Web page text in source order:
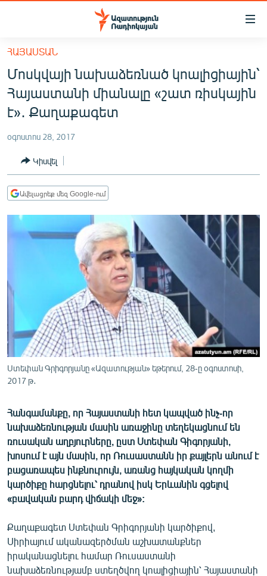
Մատչելիության
հիմնական
բովանդակությանը
Անցնել
հիմնական
մենյուին
ՀԱՅԱՍՏԱՆ
ՔԱՂԱՔԱԿԱՆ
ՀԱՍԱՐԱԿՈՒԹՅՈՒՆ
ՏՆՏԵՍՈՒԹՅՈՒՆ
ՂԱՐԱԲԱՂ
ՊԱՏԵՐԱԶՄԻ 6 ՇԱԲԱԹՆԵՐԸ
ՏԱՐԱԾԱՇՐՋԱՆ
ՄՇԱԿՈՒՅԹ
ՍՊՈՐՏ
ՄԵԿՆԱԲԱՆՈՒԹՅՈՒՆ
ԿՈՐՈՆԱՎԻՐՈՒՍ
ՏԵՍԱՆՅՈՒԹԵՐ
ԲԱՆԱՎԵՃ
ՁԳՏԵԼՈՎ ԼԱՎԱԳՈՒՅՆԻՆ
ՓՈԴՔԱՍԹ
Հայերեն
English
Русский
ՀԱՅԱՍՏԱՆ
Մոսկվայի նախաձեռնած կոալիցիային՝
Հայաստանի միանալը «շատ ռիսկային
է»․ Քաղաքագետ
օգոստոս 28, 2017
Կիսվել
Ավելացրեք մեզ Google-ում
Ստեփան Գրիգորյանը «Ազատության» եթերում, 28-ը օգոստոսի,
2017 թ․
Հանգամանքը, որ Հայաստանի հետ կապված ինչ-որ
նախաձեռնության մասին առաջինը տեղեկացնում են
ռուսական աղբյուրները, ըստ Ստեփան Գիգորյանի,
խոսում է այն մասին, որ Ռուսաստանն իր քայլերն անում է
բացառապես ինքնուրույն, առանց հայկական կողմի
կարծիքը հարցնելու՝ դրանով իսկ Երևանին գցելով
«բավական բարդ վիճակի մեջ»:
Քաղաքագետ Ստեփան Գրիգորյանի կարծիքով,
Սիրիայում ականազերծման աշխատանքներ
իրականացնելու համար Ռուսաստանի
նախաձեռնությամբ ստեղծվող կոալիցիային՝ Հայաստանի